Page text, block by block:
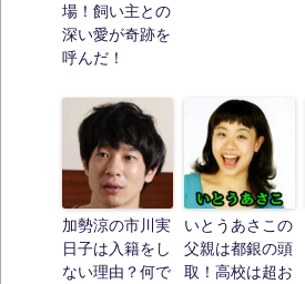
場！飼い主との
深い愛が奇跡を
呼んだ！
加勢涼の市川実
日子は入籍をし
ない理由？何で
いとうあさこの
父親は都銀の頭
取！高校は超お